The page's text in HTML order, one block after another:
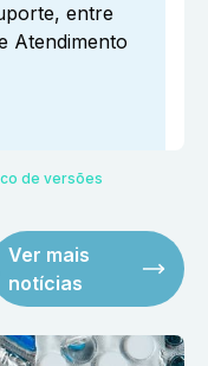
entre
Atendimento
de versões
Ver mais
notícias